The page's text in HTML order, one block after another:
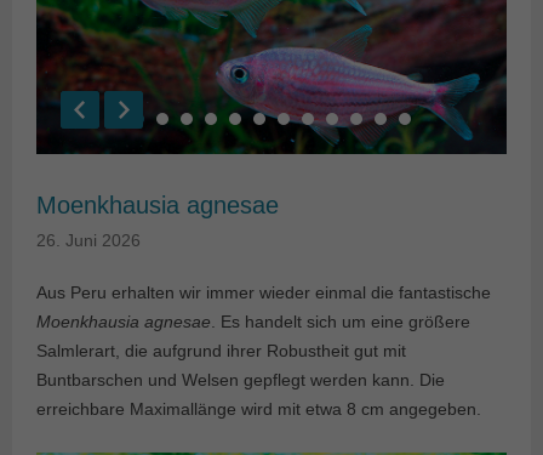
Moenkhausia agnesae
26. Juni 2026
Aus Peru erhalten wir immer wieder einmal die fantastische
Moenkhausia agnesae . Es handelt sich um eine größere
Salmlerart, die aufgrund ihrer Robustheit gut mit
Buntbarschen und Welsen gepflegt werden kann. Die
erreichbare Maximallänge wird mit etwa 8 cm angegeben.